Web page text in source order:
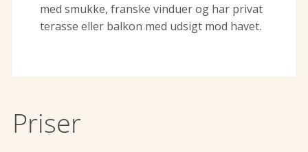
med smukke, franske vinduer og har privat
terasse eller balkon med udsigt mod havet.
Priser